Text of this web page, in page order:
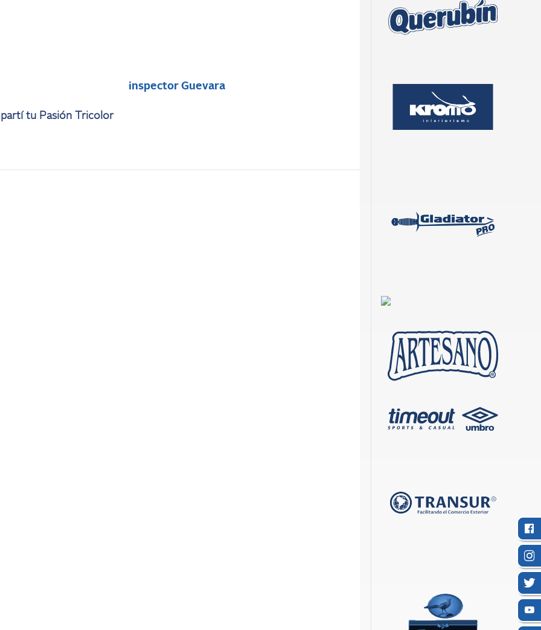
inspector Guevara
tu Pasión Tricolor